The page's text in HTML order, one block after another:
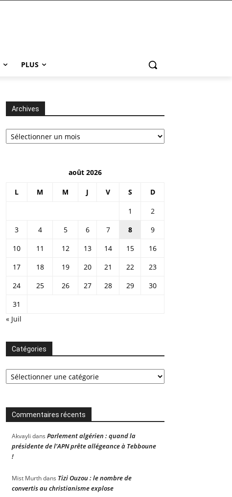
PLUS
Archives
Archives
août 2026
L M M J V S D
1
2
3
4 5 6 7 8
9
10
11 12 13 14 15
16
17
18 19 20 21 22
23
24
25 26 27 28 29
30
31
« Juil
Catégories
Catégories
Commentaires récents
Akvayli dans Parlement algérien : quand la
présidente de l’APN prête allégeance à Tebboune
!
Mist Murthdans Tizi Ouzou : le nombre de
convertis au christianisme explose